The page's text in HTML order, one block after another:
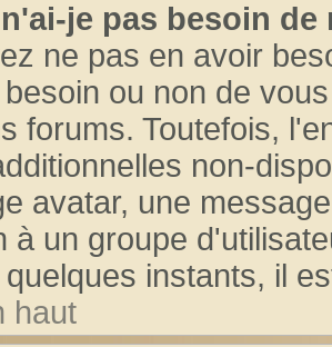
je pas besoin de
ne pas en avoir
ou non de
forums. Toutefois,
non-
avatar, une
à un groupe
instants, il
haut